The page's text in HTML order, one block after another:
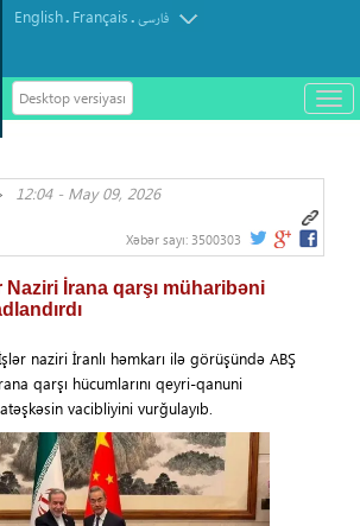
English. Français.فارسی
Desktop versiyası
باز
و
12:04 - May 09, 2026
Xəbər sayı: 3500303
İrana qarşı müharibəni
naziri İranlı həmkarı ilə görüşündə ABŞ
qarşı hücumlarını qeyri-qanuni
vacibliyini vurğulayıb.